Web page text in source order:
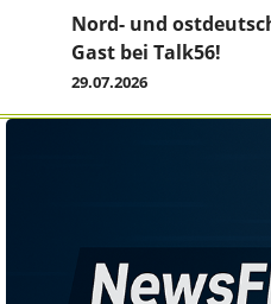
Nord- und
Gast bei Talk56!
29.07.2026